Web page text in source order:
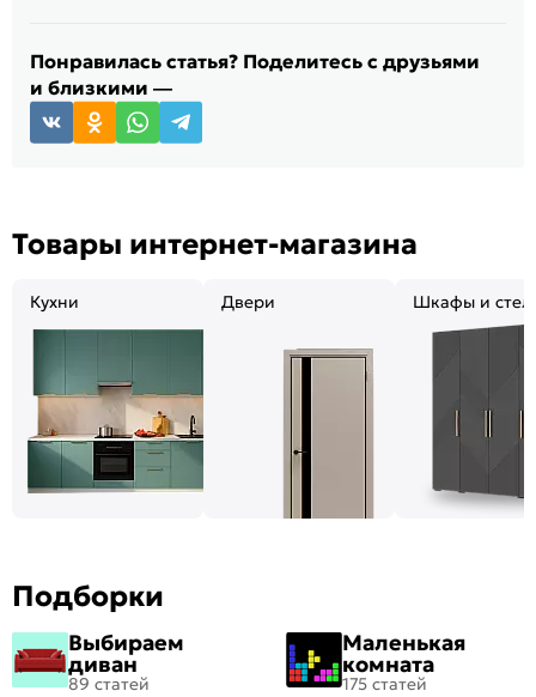
Понравилась статья? Поделитесь с друзьями
и близкими —
Товары интернет-магазина
Кухни Двери Шкафы и
Подборки
Выбираем
диван
89 статей
Маленькая
комната
175 статей